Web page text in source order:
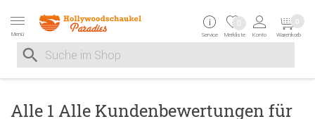
Menü
Suche nach
Suche im Shop, nach der Eingabe von 3 Buchstaben
Service Merkliste
0
Konto Warenkorb
0
Alle 1 Alle Kundenbewertungen für